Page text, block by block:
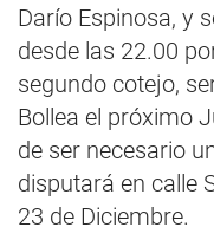
Darío Espinosa, y
desde las 22.00
segundo cotejo,
Bollea el próximo
de ser necesario
disputará en calle
23 de Diciembre.